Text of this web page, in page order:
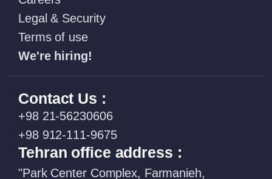
Legal & Security
Terms of use
We're hiring!
Contact Us :
+98 21-56230606
+98 912-111-9675
Tehran office address :
"Park Center Complex, Farmanieh,